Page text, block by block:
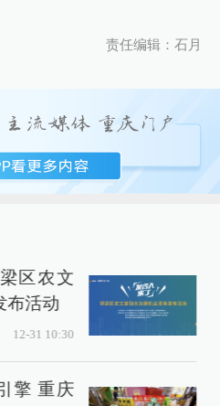
责任编辑：石月
区农文
布活动
12-31 10:30
擎 重庆